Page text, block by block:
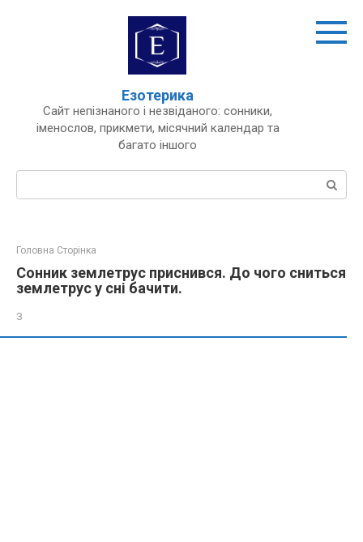
Езотерика
Сайт непізнаного і незвіданого: сонники,
іменослов, прикмети, місячний календар та
багато іншого
Пошук:
Головна Сторінка
Сонник землетрус приснився. До чого сниться
землетрус у сні бачити.
З